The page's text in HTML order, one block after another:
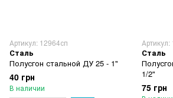
Артикул: 12964сп
Сталь
Полусгон стальной ДУ 25 - 1"
40 грн
В наличии
Артикул:
Сталь
1/2"
75 грн